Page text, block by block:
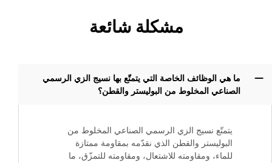
مشكلة شائعة
ما هي الوظائف الخاصة التي يتمتّع بها نسيج الزي الرسمي
الصناعي المخلوط من البوليستر والقطن؟
يتمتّع نسيج الزي الرسمي الصناعي المخلوط من
البوليستر والقطن الذي نقدّمه بمقاومة ممتازة
للماء، ومقاومته للاشتعال، ومقاومته للتمزّق، ما